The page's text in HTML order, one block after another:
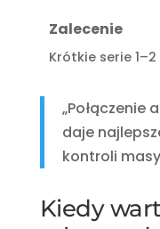
Zalecenie
Krótkie serie
„Połączenie
daje
kontroli
Kiedy